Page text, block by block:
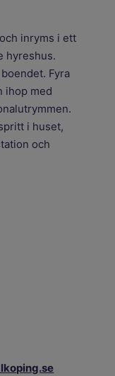
inryms i ett
hyreshus.
Fyra
ihop med
i huset,
och